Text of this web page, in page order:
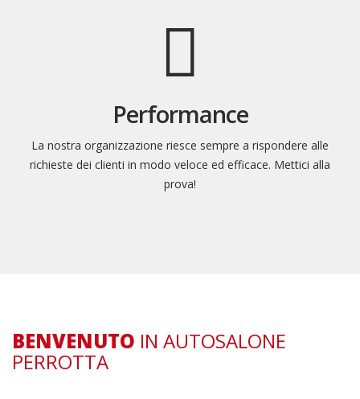
Performance
La nostra organizzazione riesce sempre a rispondere alle
richieste dei clienti in modo veloce ed efficace. Mettici alla
prova!
BENVENUTO IN AUTOSALONE
PERROTTA